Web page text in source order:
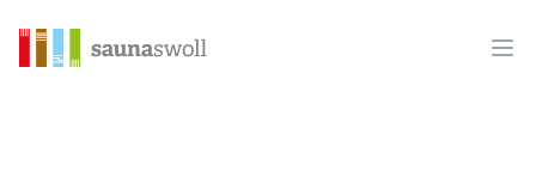
Sauna Swoll